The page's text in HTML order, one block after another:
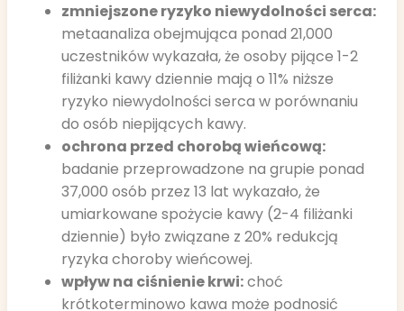
zmniejszone ryzyko niewydolności serca:
metaanaliza obejmująca ponad 21,000
uczestników wykazała, że osoby pijące 1-2
filiżanki kawy dziennie mają o 11% niższe
ryzyko niewydolności serca w porównaniu
do osób niepijących kawy.
ochrona przed chorobą wieńcową:
badanie przeprowadzone na grupie ponad
37,000 osób przez 13 lat wykazało, że
umiarkowane spożycie kawy (2-4 filiżanki
dziennie) było związane z 20% redukcją
ryzyka choroby wieńcowej.
wpływ na ciśnienie krwi:choć
krótkoterminowo kawa może podnosić